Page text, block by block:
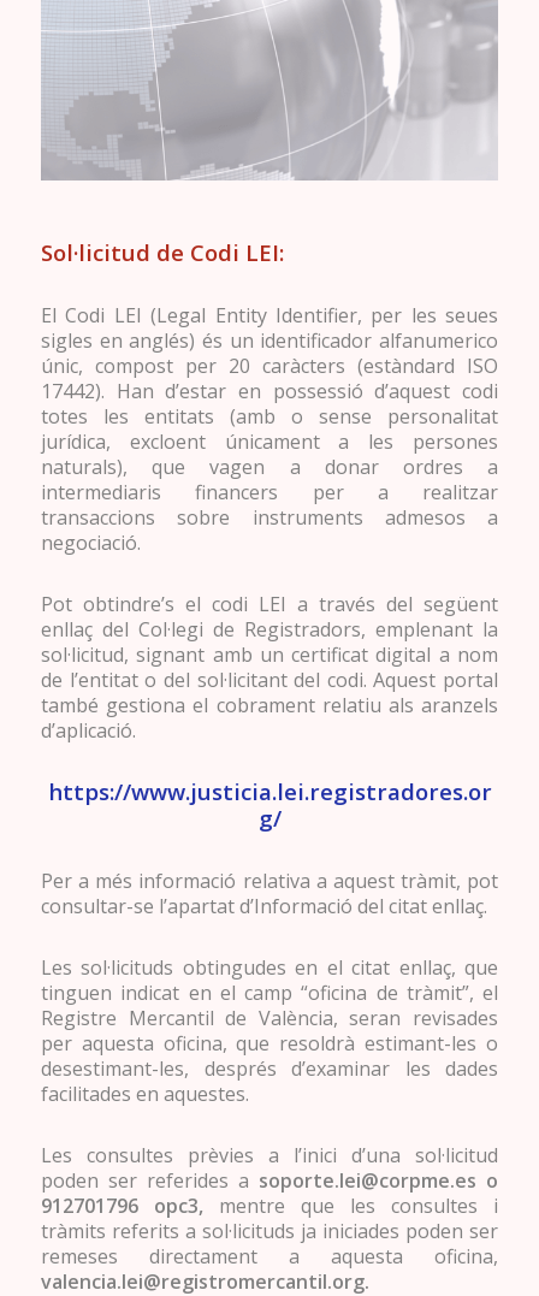
Sol·licitud de Codi LEI:
El Codi LEI (Legal Entity Identifier, per les seues
sigles en anglés) és un identificador alfanumerico
únic, compost per 20 caràcters (estàndard ISO
17442). Han d’estar en possessió d’aquest codi
totes les entitats (amb o sense personalitat
jurídica, excloent únicament a les persones
naturals), que vagen a donar ordres a
intermediaris financers per a realitzar
transaccions sobre instruments admesos a
negociació.
Pot obtindre’s el codi LEI a través del següent
enllaç del Col·legi de Registradors, emplenant la
sol·licitud, signant amb un certificat digital a nom
de l’entitat o del sol·licitant del codi. Aquest portal
també gestiona el cobrament relatiu als aranzels
d’aplicació.
https://www.justicia.lei.registradores.or
g/
Per a més informació relativa a aquest tràmit, pot
consultar-se l’apartat d’Informació del citat enllaç.
Les sol·licituds obtingudes en el citat enllaç, que
tinguen indicat en el camp “oficina de tràmit”, el
Registre Mercantil de València, seran revisades
per aquesta oficina, que resoldrà estimant-les o
desestimant-les, després d’examinar les dades
facilitades en aquestes.
Les consultes prèvies a l’inici d’una sol·licitud
poden ser referides a soporte.lei@corpme.es o
912701796 opc3, mentre que les consultes i
tràmits referits a sol·licituds ja iniciades poden ser
remeses directament a aquesta oficina,
valencia.lei@registromercantil.org.